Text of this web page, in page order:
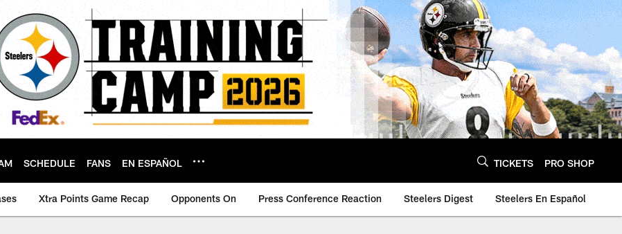
SCHEDULE FANS EN ESPAÑOL TICKETS PRO SHOP
Xtra Points Game Recap Opponents On Press Conference Reaction Steelers Digest Steelers En Español